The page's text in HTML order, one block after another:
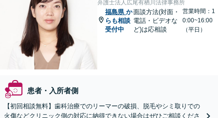
弁護士法人広尾有栖川法律事務所
福島県 か
らも相談
受付中
面談方法(対面・
電話・ビデオな
ど)は応相談
営業時間：1
0:00~16:00
（平日）
患者・入所者側
【初回相談無料】歯科治療でのリーマーの破損、脱毛やシミ取りでの
火傷などクリニック側の対応に納得できない場合はぜひご相談くださ